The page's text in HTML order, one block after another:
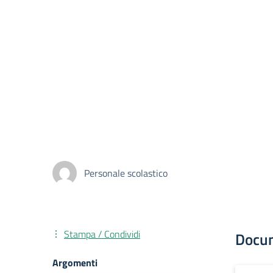
Personale scolastico
Stampa / Condividi
Argomenti